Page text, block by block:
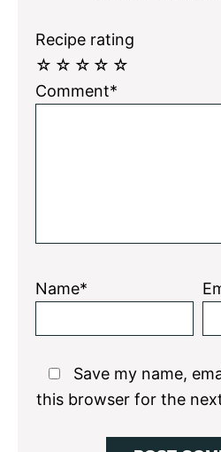
Recipe rating
☆
☆
☆
☆
☆
Comment*
Name*
Save my name,
this browser for the